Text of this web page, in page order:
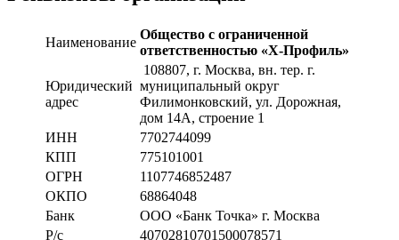
Наименование
Общество с ограниченной
ответственностью «Х-Профиль»
Юридический
адрес
108807, г. Москва, вн. тер. г.
муниципальный округ
Филимонковский, ул. Дорожная,
дом 14А, строение 1
ИНН
7702744099
КПП
775101001
ОГРН
1107746852487
ОКПО
68864048
Банк
ООО «Банк Точка» г. Москва
Р/с
40702810701500078571